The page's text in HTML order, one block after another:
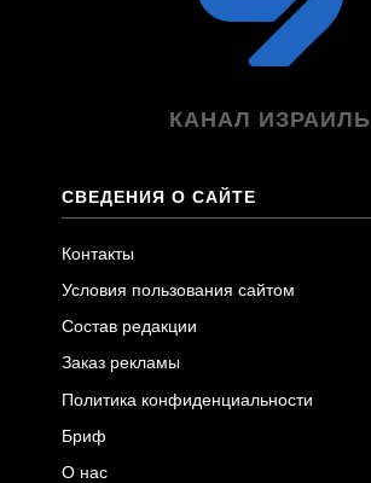
КАНАЛ ИЗРАИЛЬ
СВЕДЕНИЯ О САЙТЕ
Контакты
Условия пользования сайтом
Состав редакции
Заказ рекламы
Политика конфиденциальности
Бриф
О нас